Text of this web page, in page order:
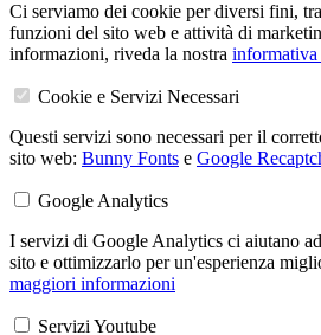
Ci serviamo dei cookie per diversi fini,
funzioni del sito web e attività di
informazioni, riveda la nostra informativa
Cookie e Servizi Necessari
Questi servizi sono necessari per il
sito web: Bunny Fonts e Google
Google Analytics
I servizi di Google Analytics ci aiutano
sito e ottimizzarlo per un'esperienza
maggiori informazioni
Servizi Youtube